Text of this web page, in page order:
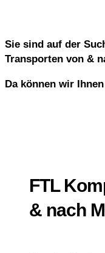
Sie sind auf der
Transporten von &
Da können wir
FTL
& nach